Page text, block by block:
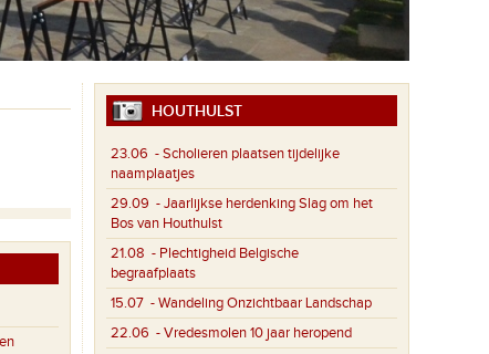
HOUTHULST
23.06 - Scholieren plaatsen tijdelijke
naamplaatjes
29.09 - Jaarlijkse herdenking Slag om het
Bos van Houthulst
21.08 - Plechtigheid Belgische
begraafplaats
15.07 - Wandeling Onzichtbaar Landschap
22.06 - Vredesmolen 10 jaar heropend